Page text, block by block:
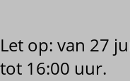
Let op: van 27
tot 16:00 uur.